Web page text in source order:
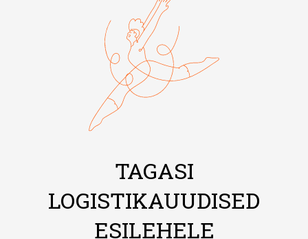
TAGASI
LOGISTIKAUUDISED
ESILEHELE